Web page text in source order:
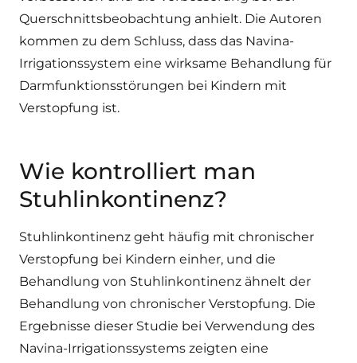
Querschnittsbeobachtung anhielt. Die Autoren
kommen zu dem Schluss, dass das Navina-
Irrigationssystem eine wirksame Behandlung für
Darmfunktionsstörungen bei Kindern mit
Verstopfung ist.
Wie kontrolliert man
Stuhlinkontinenz?
Stuhlinkontinenz geht häufig mit chronischer
Verstopfung bei Kindern einher, und die
Behandlung von Stuhlinkontinenz ähnelt der
Behandlung von chronischer Verstopfung. Die
Ergebnisse dieser Studie bei Verwendung des
Navina-Irrigationssystems zeigten eine